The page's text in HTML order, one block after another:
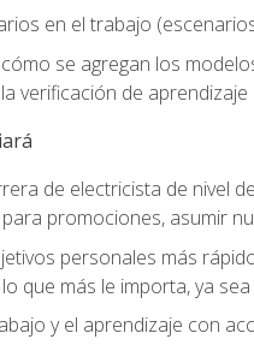
en el trabajo
se agregan los
verificación de
de electricista de nivel
promociones, asumir
personales más
que más le importa, ya
y el aprendizaje con